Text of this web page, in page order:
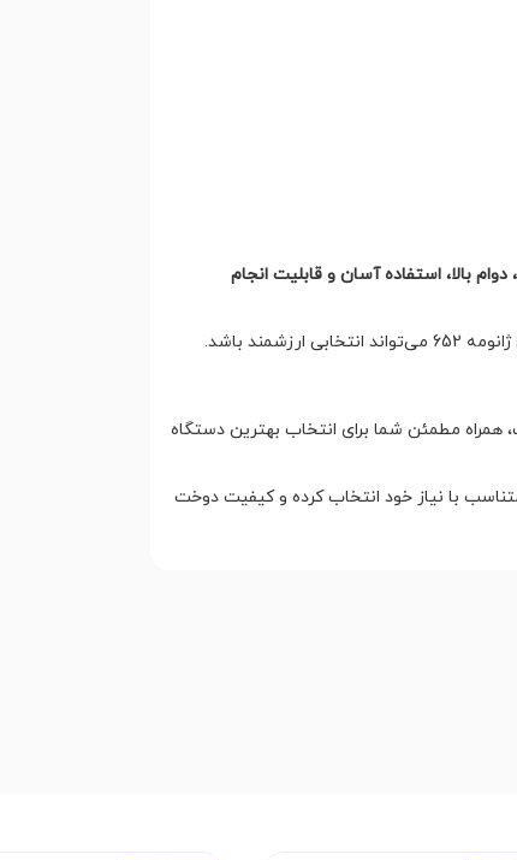
بالا، استفاده آسان و قابلیت انجام
باشد.
همراه مطمئن شما برای انتخاب بهترین دستگاه
با نیاز خود انتخاب کرده و کیفیت دوخت